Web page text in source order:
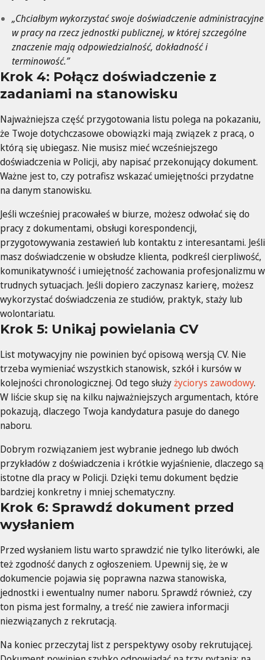
„Chciałbym wykorzystać swoje doświadczenie administracyjne
w pracy na rzecz jednostki publicznej, w której szczególne
znaczenie mają odpowiedzialność, dokładność i
terminowość.”
Krok 4: Połącz doświadczenie z
zadaniami na stanowisku
Najważniejsza część przygotowania listu polega na pokazaniu,
że Twoje dotychczasowe obowiązki mają związek z pracą, o
którą się ubiegasz. Nie musisz mieć wcześniejszego
doświadczenia w Policji, aby napisać przekonujący dokument.
Ważne jest to, czy potrafisz wskazać umiejętności przydatne
na danym stanowisku.
Jeśli wcześniej pracowałeś w biurze, możesz odwołać się do
pracy z dokumentami, obsługi korespondencji,
przygotowywania zestawień lub kontaktu z interesantami. Jeśli
masz doświadczenie w obsłudze klienta, podkreśl cierpliwość,
komunikatywność i umiejętność zachowania profesjonalizmu w
trudnych sytuacjach. Jeśli dopiero zaczynasz karierę, możesz
wykorzystać doświadczenia ze studiów, praktyk, staży lub
wolontariatu.
Krok 5: Unikaj powielania CV
List motywacyjny nie powinien być opisową wersją CV. Nie
trzeba wymieniać wszystkich stanowisk, szkół i kursów w
kolejności chronologicznej. Od tego służyżyciorys zawodowy.
W liście skup się na kilku najważniejszych argumentach, które
pokazują, dlaczego Twoja kandydatura pasuje do danego
naboru.
Dobrym rozwiązaniem jest wybranie jednego lub dwóch
przykładów z doświadczenia i krótkie wyjaśnienie, dlaczego są
istotne dla pracy w Policji. Dzięki temu dokument będzie
bardziej konkretny i mniej schematyczny.
Krok 6: Sprawdź dokument przed
wysłaniem
Przed wysłaniem listu warto sprawdzić nie tylko literówki, ale
też zgodność danych z ogłoszeniem. Upewnij się, że w
dokumencie pojawia się poprawna nazwa stanowiska,
jednostki i ewentualny numer naboru. Sprawdź również, czy
ton pisma jest formalny, a treść nie zawiera informacji
niezwiązanych z rekrutacją.
Na koniec przeczytaj list z perspektywy osoby rekrutującej.